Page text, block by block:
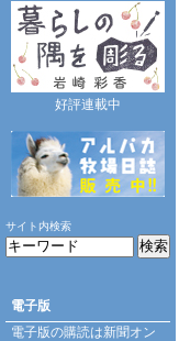
好評連載中
サイト内検索
電子版
電子版の購読は新聞オン